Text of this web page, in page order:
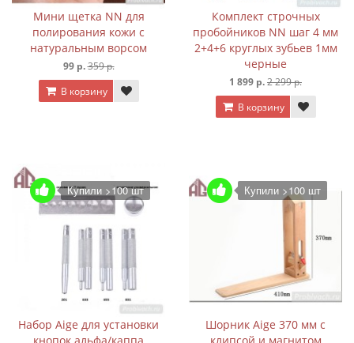
Мини щетка NN для
полирования кожи с
натуральным ворсом
99 р.359 р.
В корзину
Комплект строчных
пробойников NN шаг 4 мм
2+4+6 круглых зубьев 1мм
черные
1 899 р.2 299 р.
В корзину
Купили >100 шт
Набор Aige для установки
Купили >100 шт
Шорник Aige 370 мм с